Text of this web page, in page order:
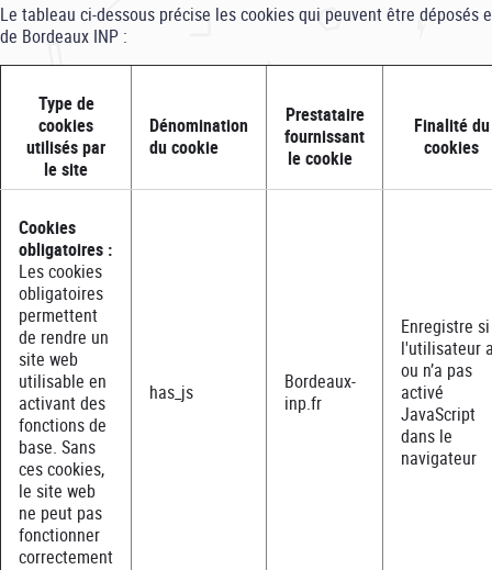
Le tableau ci-dessous précise les cookies qui peuvent être déposés
de Bordeaux INP :
Type de
cookies
utilisés par
le site
Dénomination
du cookie
Prestataire
fournissant
le cookie
Finalité du
cookies
Cookies
obligatoires :
Les cookies
obligatoires
permettent
de rendre un
site web
utilisable en
activant des
fonctions de
base. Sans
ces cookies,
le site web
ne peut pas
fonctionner
correctement
has_js
Bordeaux-
inp.fr
Enregistre si
l'utilisateur
ou n’a pas
activé
JavaScript
dans le
navigateur